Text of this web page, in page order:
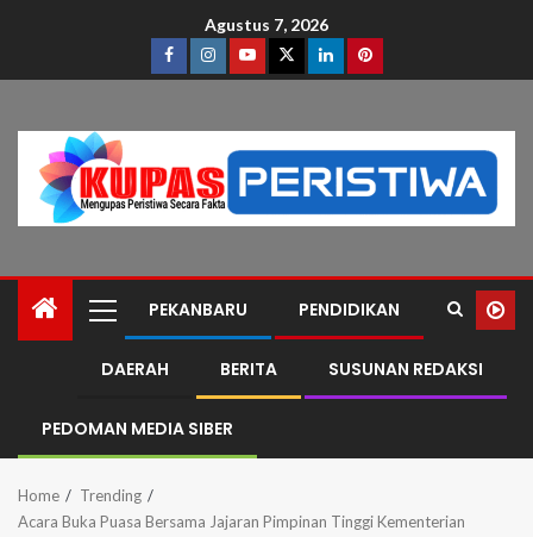
Agustus 7, 2026
PEKANBARU PENDIDIKAN
DAERAH BERITA SUSUNAN REDAKSI
PEDOMAN MEDIA SIBER
Home
Trending
Acara Buka Puasa Bersama Jajaran Pimpinan Tinggi Kementerian